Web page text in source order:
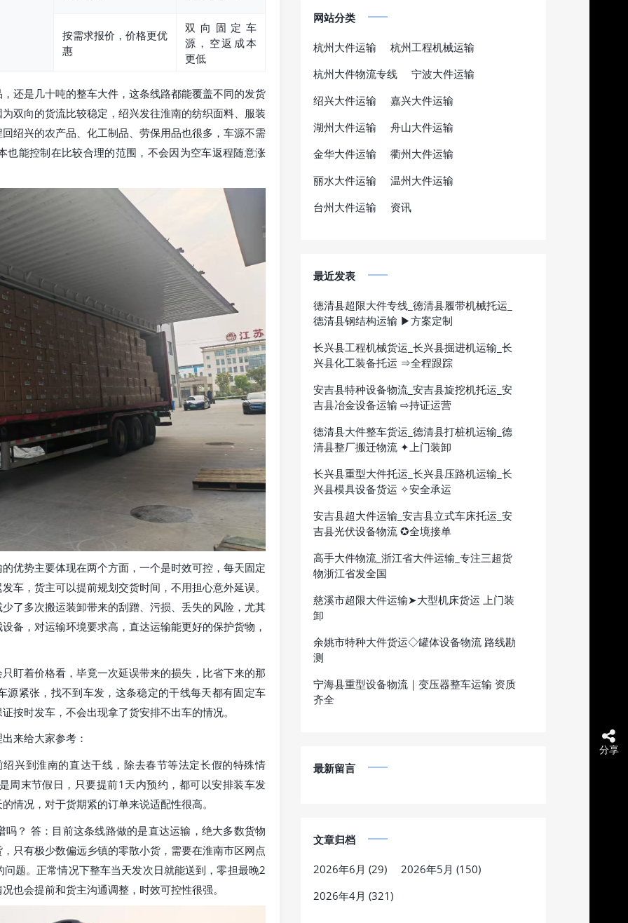
按需求报价，价格更优
惠
双向固定车
源，空返成本
更低
还是几十吨的整车大件，这条线路都能覆盖不同的发货
双向的货流比较稳定，绍兴发往淮南的纺织面料、服装
绍兴的农产品、化工制品、劳保用品也很多，车源不需
能控制在比较合理的范围，不会因为空车返程随意涨
优势主要体现在两个方面，一个是时效可控，每天固定
车，货主可以提前规划交货时间，不用担心意外延误。
了多次搬运装卸带来的刮蹭、污损、丢失的风险，尤其
备，对运输环境要求高，直达运输能更好的保护货物，
盯着价格看，毕竟一次延误带来的损失，比省下来的那
紧张，找不到车发，这条稳定的干线每天都有固定车
按时发车，不会出现拿了货安排不出车的情况。
来给大家参考：
兴到淮南的直达干线，除去春节等法定长假的特殊情
周末节假日，只要提前1天内预约，都可以安排装车发
情况，对于货期紧的订单来说适配性很高。
？ 答：目前这条线路做的是直达运输，绝大多数货物
只有极少数偏远乡镇的零散小货，需要在淮南市区网点
题。正常情况下整车当天发次日就能送到，零担最晚2
也会提前和货主沟通调整，时效可控性很强。
网站分类
杭州大件运输
杭州工程机械运输
杭州大件物流专线
宁波大件运输
绍兴大件运输
嘉兴大件运输
湖州大件运输
舟山大件运输
金华大件运输
衢州大件运输
丽水大件运输
温州大件运输
台州大件运输
资讯
最近发表
德清县超限大件专线_德清县履带机械托运_
德清县钢结构运输 ▶方案定制
长兴县工程机械货运_长兴县掘进机运输_长
兴县化工装备托运 ⇒全程跟踪
安吉县特种设备物流_安吉县旋挖机托运_安
吉县冶金设备运输 ⇨持证运营
德清县大件整车货运_德清县打桩机运输_德
清县整厂搬迁物流 ✦上门装卸
长兴县重型大件托运_长兴县压路机运输_长
兴县模具设备货运 ✧安全承运
安吉县超大件运输_安吉县立式车床托运_安
吉县光伏设备物流 ✪全境接单
高手大件物流_浙江省大件运输_专注三超货
物浙江省发全国
慈溪市超限大件运输➤大型机床货运 上门装
卸
余姚市特种大件货运◇罐体设备物流 路线勘
测
宁海县重型设备物流｜变压器整车运输 资质
齐全
最新留言
文章归档
2026年6月 (29)
2026年5月 (150)
2026年4月 (321)
分享